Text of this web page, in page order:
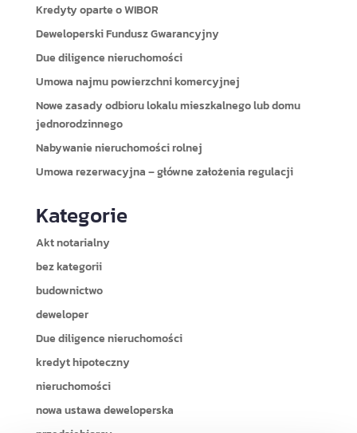
Kredyty oparte o WIBOR
Deweloperski Fundusz Gwarancyjny
Due diligence nieruchomości
Umowa najmu powierzchni komercyjnej
Nowe zasady odbioru lokalu mieszkalnego lub domu
jednorodzinnego
Nabywanie nieruchomości rolnej
Umowa rezerwacyjna – główne założenia regulacji
Kategorie
Akt notarialny
bez kategorii
budownictwo
deweloper
Due diligence nieruchomości
kredyt hipoteczny
nieruchomości
nowa ustawa deweloperska